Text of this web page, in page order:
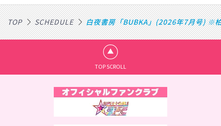
TOP SCHEDULE 白夜書房「BUBKA」(2026年7月号) ※
TOP SCROLL